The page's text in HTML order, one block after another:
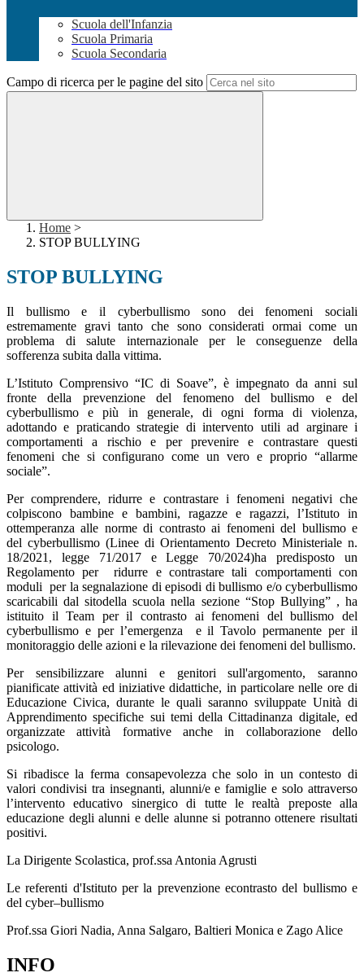
Scuola dell'Infanzia
Scuola Primaria
Scuola Secondaria
Campo di ricerca per le pagine del sito
Home >
STOP BULLYING
STOP BULLYING
Il bullismo e il cyberbullismo sono dei fenomeni sociali
estremamente gravi tanto che sono considerati ormai come un
problema di salute internazionale per le conseguenze della
sofferenza subita dalla vittima.
L’Istituto Comprensivo “IC di Soave”, è impegnato da anni sul
fronte della prevenzione del fenomeno del bullismo e del
cyberbullismo e più in generale, di ogni forma di violenza,
adottando e praticando strategie di intervento utili ad arginare i
comportamenti a rischio e per prevenire e contrastare questi
fenomeni che si configurano come un vero e proprio “allarme
sociale”.
Per comprendere, ridurre e contrastare i fenomeni negativi che
colpiscono bambine e bambini, ragazze e ragazzi, l’Istituto in
ottemperanza alle norme di contrasto ai fenomeni del bullismo e
del cyberbullismo (Linee di Orientamento Decreto Ministeriale n.
18/2021, legge 71/2017 e Legge 70/2024)ha predisposto un
Regolamento per
ridurre e contrastare tali comportamenti con
moduli per la segnalazione di episodi di bullismo e/o cyberbullismo
scaricabili dal sitodella scuola nella sezione “Stop Bullying” , ha
istituito il Team per il contrasto ai fenomeni del bullismo del
cyberbullismo e per l’emergenza
e il Tavolo permanente per il
monitoraggio delle azioni e la rilevazione dei fenomeni del bullismo.
Per sensibilizzare alunni e genitori sull'argomento, saranno
pianificate attività ed iniziative didattiche, in particolare nelle ore di
Educazione Civica, durante le quali saranno sviluppate Unità di
Apprendimento specifiche sui temi della Cittadinanza digitale, ed
organizzate attività formative anche in collaborazione dello
psicologo.
Si ribadisce la ferma consapevolezza che solo in un contesto di
valori condivisi tra insegnanti, alunni/e e famiglie e solo attraverso
l’intervento educativo sinergico di tutte le realtà preposte alla
educazione degli alunni e delle alunne si potranno ottenere risultati
positivi.
La Dirigente Scolastica, prof.ssa Antonia Agrusti
Le referenti d'Istituto per la prevenzione econtrasto del bullismo e
del cyber–bullismo
Prof.ssa Giori Nadia, Anna Salgaro, Baltieri Monica e Zago Alice
INFO